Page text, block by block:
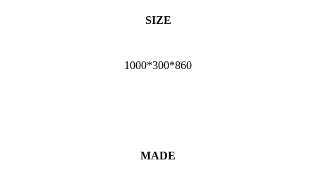
SIZE
1000*300*860
MADE